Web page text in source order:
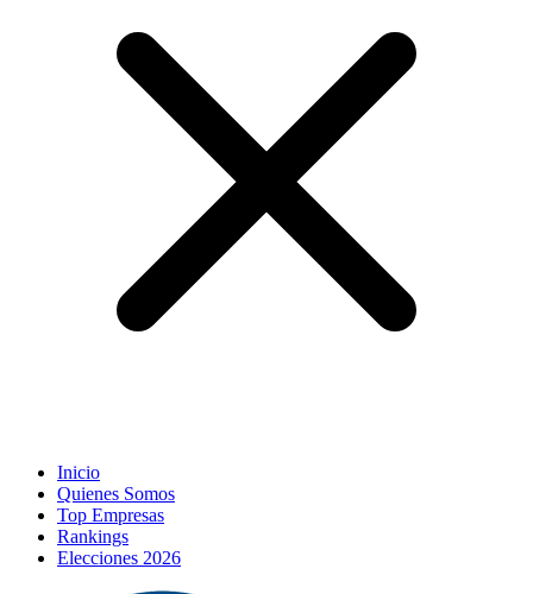
Inicio
Quienes Somos
Top Empresas
Rankings
Elecciones 2026